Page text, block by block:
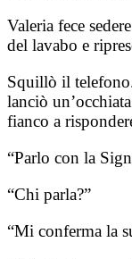
Valeria fece
del lavabo e
Squillò il
lanciò
fianco a
“Parlo con la
“Chi parla?”
“Mi conferma la